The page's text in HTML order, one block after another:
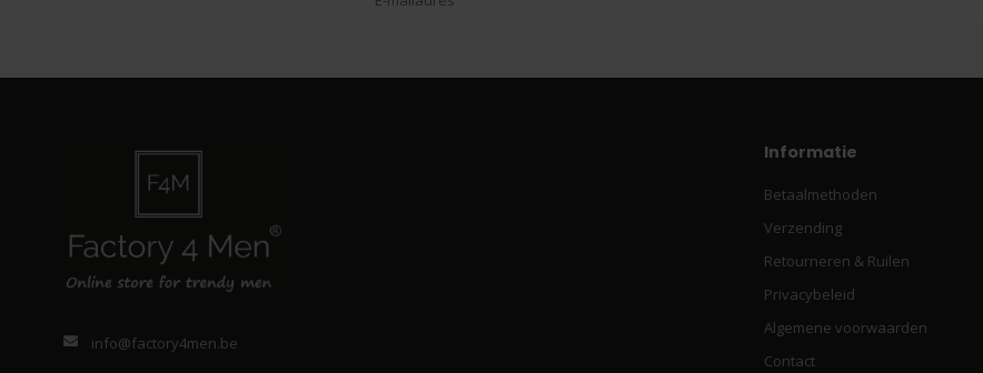
info@factory4men.be
Informatie
Betaalmethoden
Verzending
Retourneren & Ruilen
Privacybeleid
Algemene voorwaarden
Contact